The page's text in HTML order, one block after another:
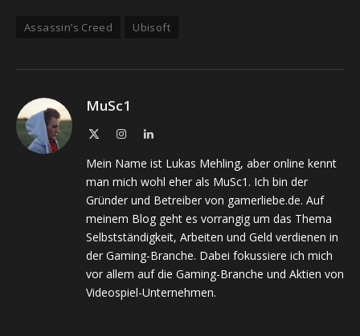
Assassin’s Creed Ubisoft
MuSc1
InstagramLinkedIn
Mein Name ist Lukas Mehling, aber online kennt
man mich wohl eher als MuSc1. Ich bin der
Gründer und Betreiber von gamerliebe.de. Auf
meinem Blog geht es vorrangig um das Thema
Selbstständigkeit, Arbeiten und Geld verdienen in
der Gaming-Branche. Dabei fokussiere ich mich
vor allem auf die Gaming-Branche und Aktien von
Videospiel-Unternehmen.